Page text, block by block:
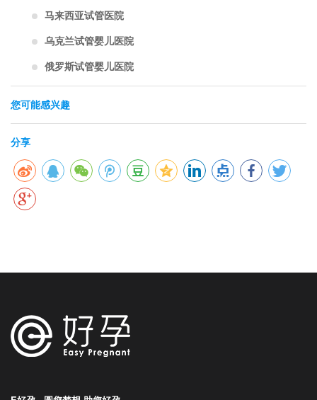
马来西亚试管医院
乌克兰试管婴儿医院
俄罗斯试管婴儿医院
您可能感兴趣
分享